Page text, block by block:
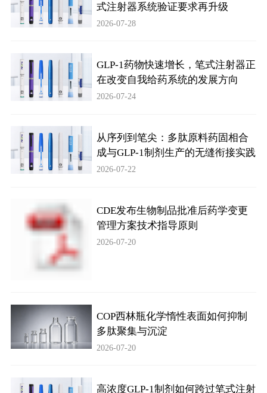
式注射器系统验证要求再升级
2026-07-28
GLP-1药物快速增长，笔式注射器正
在改变自我给药系统的发展方向
2026-07-24
从序列到笔尖：多肽原料药固相合
成与GLP-1制剂生产的无缝衔接实践
2026-07-22
CDE发布生物制品批准后药学变更
管理方案技术指导原则
2026-07-20
COP西林瓶化学惰性表面如何抑制
多肽聚集与沉淀
2026-07-20
高浓度GLP-1制剂如何跨过笔式注射